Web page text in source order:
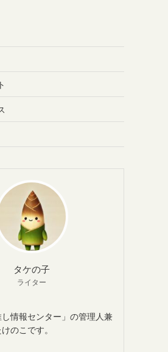
タケの子
ライター
情報センター」の管理人兼
のこです。